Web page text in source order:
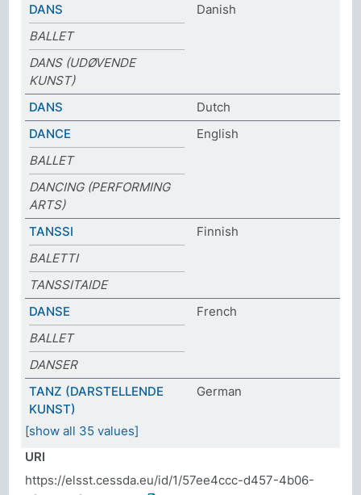
DANS
Danish
BALLET
DANS (UDØVENDE
KUNST)
DANS
Dutch
DANCE
English
BALLET
DANCING (PERFORMING
ARTS)
TANSSI
Finnish
BALETTI
TANSSITAIDE
DANSE
French
BALLET
DANSER
TANZ (DARSTELLENDE
KUNST)
German
[show all 35 values]
URI
https://elsst.cessda.eu/id/1/57ee4ccc-d457-4b06-